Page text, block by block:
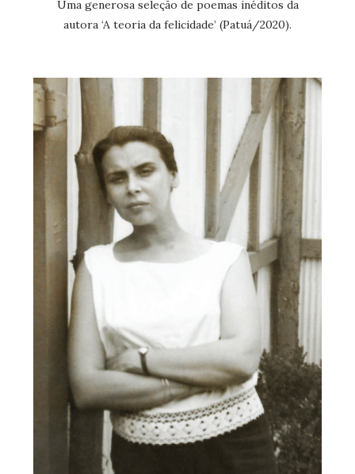
Uma generosa seleção de poemas inéditos da
autora ‘A teoria da felicidade’ (Patuá/2020).